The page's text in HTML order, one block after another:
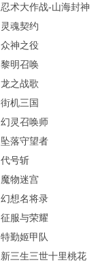
忍术大作战-山海封神
灵魂契约
众神之役
黎明召唤
龙之战歌
街机三国
幻灵召唤师
坠落守望者
代号斩
魔物迷宫
幻想名将录
征服与荣耀
特勤姬甲队
新三生三世十里桃花